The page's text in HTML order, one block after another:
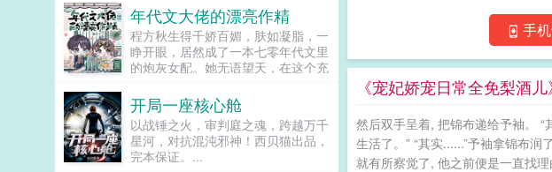
手
《宠妃娇宠日常全免梨酒
然后双手呈着, 把锦布递给予袖。
生活了。” “其实......”予袖拿锦布
就有所察觉了, 他之前便是一直找
心，便将他送去燕国作质子。几渡春
秋，万里霜寒。秦诏乖顺，颇得燕王
宠溺，于及冠年放他归去。哪知三个
月后，他竟扫平障碍，弑父即位。自
此后狼子野心，昭然若揭三载风云变
归化为一，却将精兵对准燕国。强破
宫门之日，未杀一名俘虏，未夺半只
鸡犬。燕王端坐，临视睥睨，不怒而
自威。二人对上视线，促狭中带着几
年代文大佬的漂亮作精
程方秋生得千娇百媚，肤如凝脂，一
睁开眼，居然成了一本七零年代文里
的炮灰女配。她无语望天，在这个充
着便宜老公的丰厚工资买买买，顺便
再好好享受宽肩窄腰，冷峻帅气...
开局一座核心舱
以战锤之火，审判庭之魂，跨越万千
星河，对抗混沌邪神！西贝猫出品，
完本保证。...